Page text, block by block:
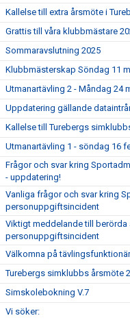
Kallelse till extra årsmöte i
Grattis till våra klubbmästare
Sommaravslutning 2025
Klubbmästerskap Söndag 11
Utmanartävling 2 - Måndag 24
Uppdatering gällande
Kallelse till Turebergs
Utmanartävling 1 - söndag 16
Frågor och svar kring
- uppdatering!
Vanliga frågor och svar kring
personuppgiftsincident
Viktigt meddelande till berörda
personuppgiftsincident
Välkomna på
Turebergs simklubbs årsmöte
Simskolebokning V.7
Vi söker: